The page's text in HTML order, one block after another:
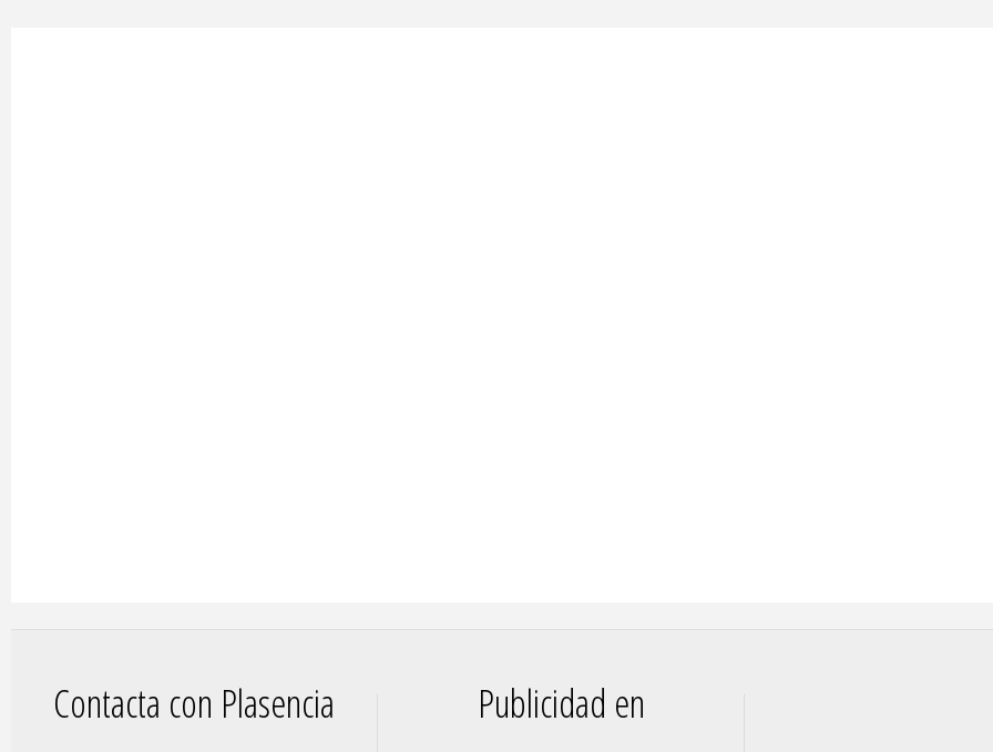
Contacta con Plasencia
Publicidad en